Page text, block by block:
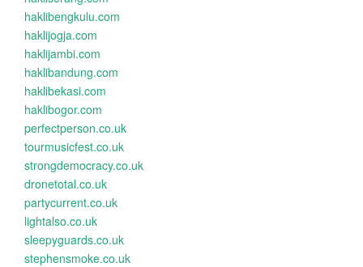
haklibengkulu.com
haklijogja.com
haklijambi.com
haklibandung.com
haklibekasi.com
haklibogor.com
perfectperson.co.uk
tourmusicfest.co.uk
strongdemocracy.co.uk
dronetotal.co.uk
partycurrent.co.uk
lightalso.co.uk
sleepyguards.co.uk
stephensmoke.co.uk